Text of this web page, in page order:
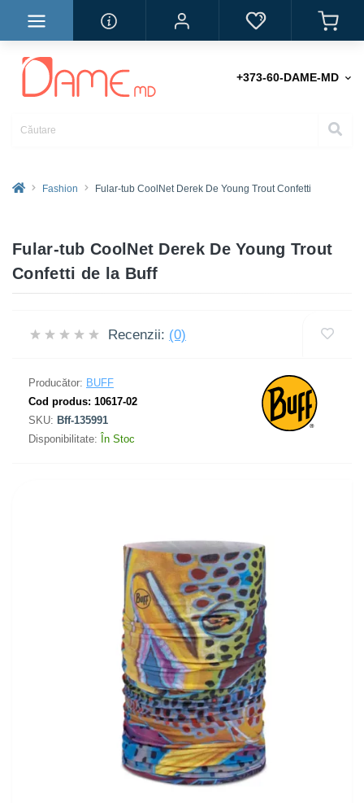
+373-60-DAME-MD
Fashion Fular-tub CoolNet Derek De Young Trout Confetti
Fular-tub CoolNet Derek De Young Trout
Confetti de la Buff
Recenzii: (0)
Producător: BUFF
Cod produs: 10617-02
SKU: Bff-135991
Disponibilitate: În Stoc